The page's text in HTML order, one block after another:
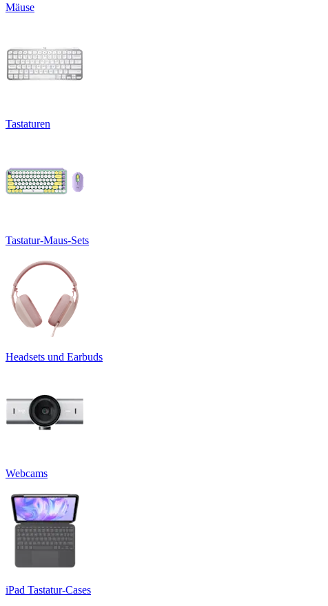
Mäuse
Tastaturen
Tastatur-Maus-Sets
Headsets und Earbuds
Webcams
iPad Tastatur-Cases